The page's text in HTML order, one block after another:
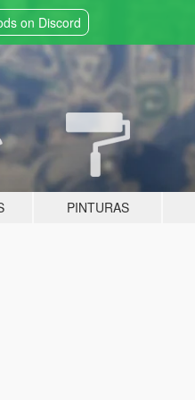
on Discord
PINTURAS